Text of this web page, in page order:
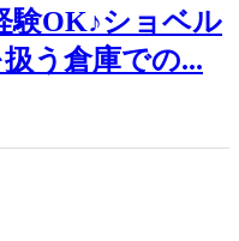
験OK♪ショベル
う倉庫での...